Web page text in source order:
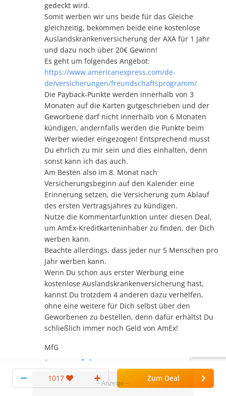
gedeckt wird.
Somit werben wir uns beide für das Gleiche
gleichzeitig, bekommen beide eine kostenlose
Auslandskrankenversicherung der AXA für 1 Jahr
und dazu noch über 20€ Gewinn!
Es geht um folgendes Angebot:
https://www.americanexpress.com/de-
de/versicherungen/freundschaftsprogramm/
Die Payback-Punkte werden innerhalb von 3
Monaten auf die Karten gutgeschrieben und der
Geworbene darf nicht innerhalb von 6 Monaten
kündigen, andernfalls werden die Punkte beim
Werber wieder eingezogen! Entsprechend musst
Du ehrlich zu mir sein und dies einhalten, denn
sonst kann ich das auch.
Am Besten also im 8. Monat nach
Versicherungsbeginn auf den Kalender eine
Erinnerung setzen, die Versicherung zum Ablauf
des ersten Vertragsjahres zu kündigen.
Nutze die Kommentarfunktion unter diesen Deal,
um AmEx-Kreditkarteninhaber zu finden, der Dich
werben kann.
Beachte allerdings, dass jeder nur 5 Menschen pro
Jahr werben kann.
Wenn Du schon aus erster Werbung eine
kostenlose Auslandskrankenversicherung hast,
kannst Du trotzdem 4 anderen dazu verhelfen,
ohne eine weitere für Dich selbst über den
Geworbenen zu bestellen, denn dafür erhältst Du
schließlich immer noch Geld von AmEx!
MfG
Antworten 2
bd3787
1017 Zum Deal